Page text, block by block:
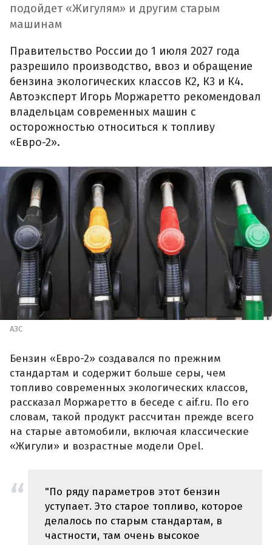
подойдет «Жигулям» и другим старым
машинам
Правительство России до 1 июля 2027 года
разрешило производство, ввоз и обращение
бензина экологических классов К2, К3 и К4.
Автоэксперт Игорь Моржаретто рекомендовал
владельцам современных машин с
осторожностью относиться к топливу
«Евро-2».
АЗС
Бензин «Евро-2» создавался по прежним
стандартам и содержит больше серы, чем
топливо современных экологических классов,
рассказал Моржаретто в беседе с aif.ru. По его
словам, такой продукт рассчитан прежде всего
на старые автомобили, включая классические
«Жигули» и возрастные модели Opel.
"По ряду параметров этот бензин
уступает. Это старое топливо, которое
делалось по старым стандартам, в
частности, там очень высокое